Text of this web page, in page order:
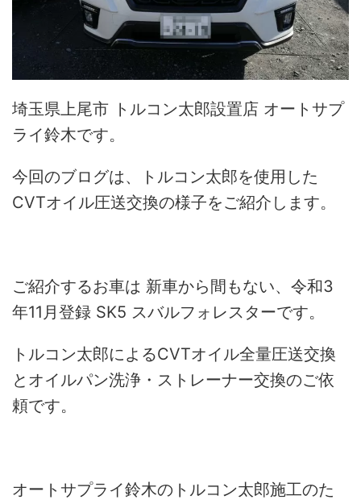
埼玉県上尾市 トルコン太郎設置店 オートサプ
ライ鈴木です。
今回のブログは、トルコン太郎を使用した
CVTオイル圧送交換の様子をご紹介します。
ご紹介するお車は 新車から間もない、令和3
年11月登録 SK5 スバルフォレスターです。
トルコン太郎によるCVTオイル全量圧送交換
とオイルパン洗浄・ストレーナー交換のご依
頼です。
オートサプライ鈴木のトルコン太郎施工のた